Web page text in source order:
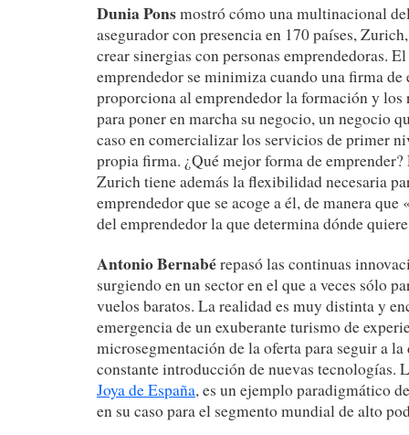
Dunia Ponsmostró cómo una multinacional
asegurador con presencia en 170 países,
crear sinergias con personas emprendedoras.
emprendedor se minimiza cuando una firma de
proporciona al emprendedor la formación y los
para poner en marcha su negocio, un negocio
caso en comercializar los servicios de primer
propia firma. ¿Qué mejor forma de
Zurich tiene además la flexibilidad necesaria
emprendedor que se acoge a él, de manera
del emprendedor la que determina dónde
Antonio Bernabérepasó las continuas
surgiendo en un sector en el que a veces sólo
vuelos baratos. La realidad es muy distinta y
emergencia de un exuberante turismo de
microsegmentación de la oferta para seguir a la
constante introducción de nuevas tecnologías.
Joya de España, es un ejemplo paradigmático
en su caso para el segmento mundial de alto